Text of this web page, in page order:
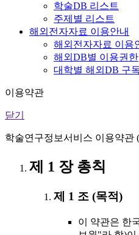
학술DB 리스트
주제별 리스트
해외전자자료 이용안내
해외전자자료 이용
해외DB별 이용권한
대학별 해외DB 구
이용약관
닫기
학술연구정보서비스 이용약관
제 1 장 총칙
제 1 조 (목적)
이 약관은 한